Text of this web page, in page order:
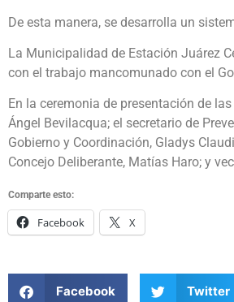
De esta manera, se desarrolla un
La Municipalidad de Estación Juárez
con el trabajo mancomunado con el
En la ceremonia de presentación de
Ángel Bevilacqua; el secretario de
Gobierno y Coordinación, Gladys
Concejo Deliberante, Matías Haro; y
Comparte esto:
Facebook X
Facebook Twitter